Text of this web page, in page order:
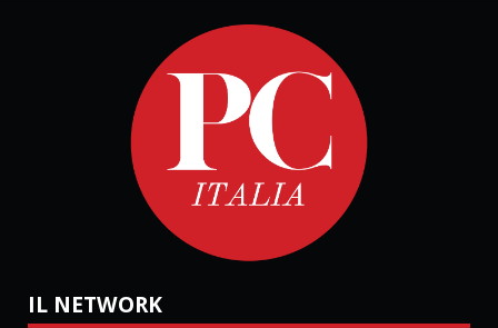
IL NETWORK